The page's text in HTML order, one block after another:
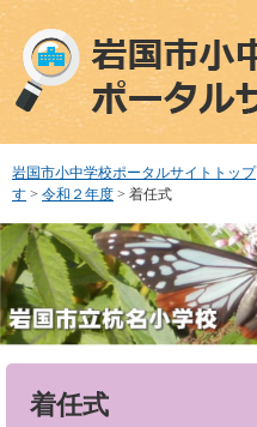
ペ
で
す
メ
ば
し
本
文
へ
岩国市小中学校ポータルサイトトップ
す > 令和２年度 > 着任式
着任式